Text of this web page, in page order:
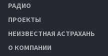
РАДИО
ПРОЕКТЫ
НЕИЗВЕСТНАЯ АСТРАХАНЬ
О КОМПАНИИ